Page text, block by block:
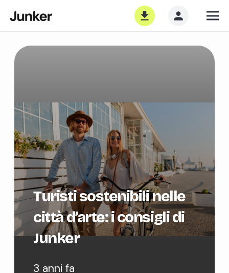
Turisti sostenibili nelle
città d’arte: i consigli di
Junker
3 anni fa